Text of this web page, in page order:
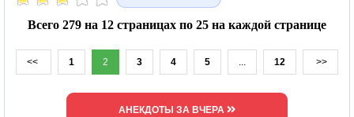
Всего 279 на 12 страницах по 25 на каждой странице
<< 1 2 3 4 5 ... 12 >>
АНЕКДОТЫ ЗА ВЧЕРА